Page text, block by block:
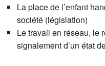
La place de l’enfant
société (législation)
Le travail en réseau, le
signalement d’un état